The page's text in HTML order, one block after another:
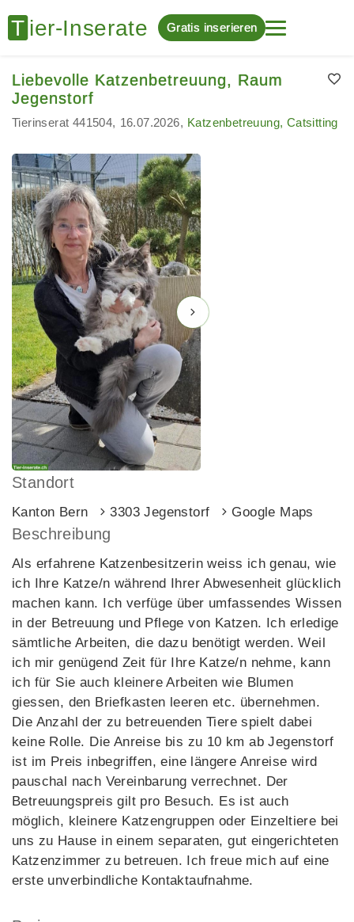
Gratis inserieren
Liebevolle Katzenbetreuung, Raum
Jegenstorf
Tierinserat 441504 16.07.2026 Katzenbetreuung, Catsitting
Standort
Kanton Bern 3303 Jegenstorf Google Maps
Beschreibung
Als erfahrene Katzenbesitzerin weiss ich genau, wie
ich Ihre Katze/n während Ihrer Abwesenheit glücklich
machen kann. Ich verfüge über umfassendes Wissen
in der Betreuung und Pflege von Katzen. Ich erledige
sämtliche Arbeiten, die dazu benötigt werden. Weil
ich mir genügend Zeit für Ihre Katze/n nehme, kann
ich für Sie auch kleinere Arbeiten wie Blumen
giessen, den Briefkasten leeren etc. übernehmen.
Die Anzahl der zu betreuenden Tiere spielt dabei
keine Rolle. Die Anreise bis zu 10 km ab Jegenstorf
ist im Preis inbegriffen, eine längere Anreise wird
pauschal nach Vereinbarung verrechnet. Der
Betreuungspreis gilt pro Besuch. Es ist auch
möglich, kleinere Katzengruppen oder Einzeltiere bei
uns zu Hause in einem separaten, gut eingerichteten
Katzenzimmer zu betreuen. Ich freue mich auf eine
erste unverbindliche Kontaktaufnahme.